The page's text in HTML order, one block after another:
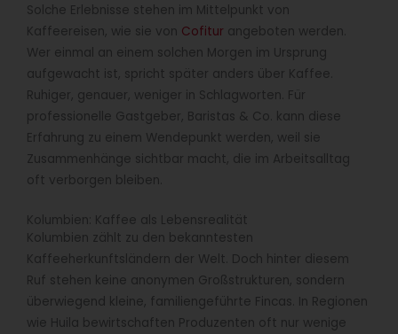
Solche Erlebnisse stehen im Mittelpunkt von
Kaffeereisen, wie sie von Cofitur angeboten werden.
Wer einmal an einem solchen Morgen im Ursprung
aufgewacht ist, spricht später anders über Kaffee.
Ruhiger, genauer, weniger in Schlagworten. Für
professionelle Gastgeber, Baristas & Co. kann diese
Erfahrung zu einem Wendepunkt werden, weil sie
Zusammenhänge sichtbar macht, die im Arbeitsalltag
oft verborgen bleiben.
Kolumbien: Kaffee als Lebensrealität
Kolumbien zählt zu den bekanntesten
Kaffeeherkunftsländern der Welt. Doch hinter diesem
Ruf stehen keine anonymen Großstrukturen, sondern
überwiegend kleine, familiengeführte Fincas. In Regionen
wie Huila bewirtschaften Produzenten oft nur wenige